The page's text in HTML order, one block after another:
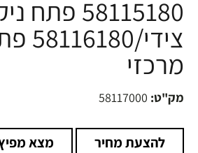
58115180 פתח
מרכזי
מק"ט: 58117000
להצעת מחיר מצא